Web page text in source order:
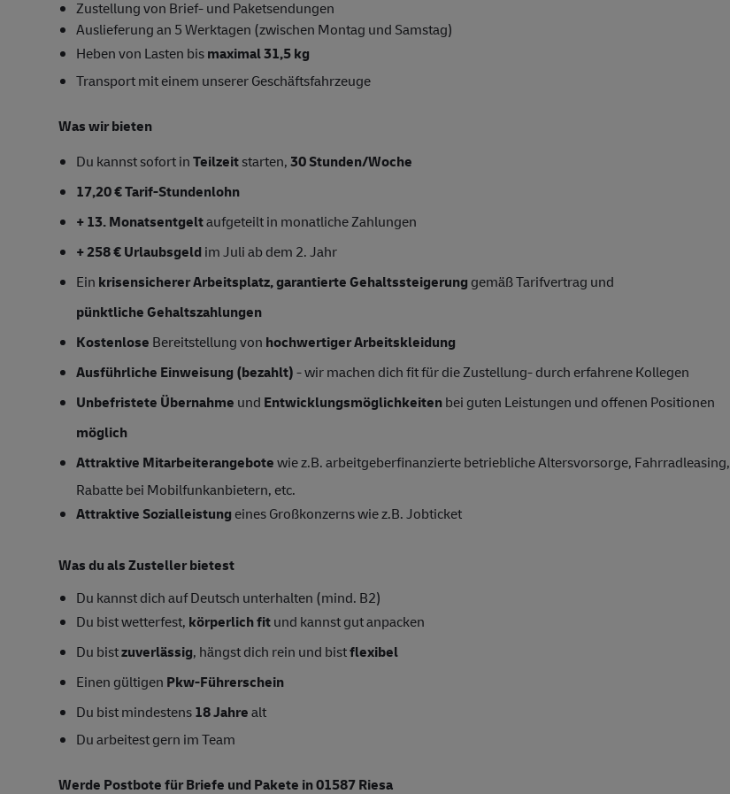
Zustellung von Brief- und Paketsendungen
Auslieferung an 5 Werktagen (zwischen Montag und Samstag)
Heben von Lasten bismaximal 31,5 kg
Transport mit einem unserer Geschäftsfahrzeuge
Was wir bieten
Du kannst sofort inTeilzeitstarten,30 Stunden/Woche
17,20 € Tarif-Stundenlohn
+ 13. Monatsentgeltaufgeteilt in monatliche Zahlungen
+ 258 € Urlaubsgeldim Juli ab dem 2. Jahr
Ein krisensicherer Arbeitsplatz, garantierte Gehaltssteigerung gemäß Tarifvertrag und
pünktliche Gehaltszahlungen
Kostenlose Bereitstellung von hochwertiger Arbeitskleidung
Ausführliche Einweisung (bezahlt)- wir machen dich fit für die Zustellung- durch erfahrene Kollegen
Unbefristete Übernahme und Entwicklungsmöglichkeitenbei guten Leistungen und offenen Positionen
möglich
Attraktive Mitarbeiterangebotewie z.B. arbeitgeberfinanzierte betriebliche Altersvorsorge, Fahrradleasing,
Rabatte bei Mobilfunkanbietern, etc.
Attraktive Sozialleistung eines Großkonzerns wie z.B. Jobticket
Was du als Zusteller bietest
Du kannst dich auf Deutsch unterhalten (mind. B2)
Du bist wetterfest, körperlich fitund kannst gut anpacken
Du bistzuverlässig, hängst dich rein und bistflexibel
Einen gültigen Pkw-Führerschein
Du bist mindestens18 Jahrealt
Du arbeitest gern im Team
Werde Postbote für Briefe und Pakete in 01587 Riesa